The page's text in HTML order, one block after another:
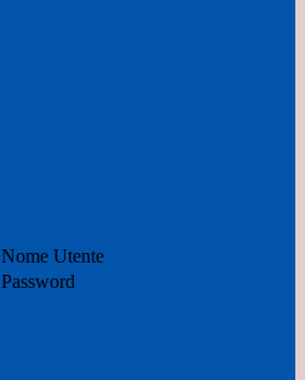
Nome Utente
Password